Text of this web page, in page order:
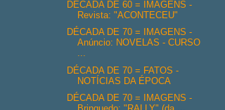
DÉCADA DE 60 = IMAGENS -
Revista: "ACONTECEU"
DÉCADA DE 70 = IMAGENS -
Anúncio: NOVELAS - CURSO
...
DÉCADA DE 70 = FATOS -
NOTÍCIAS DA ÉPOCA
DÉCADA DE 70 = IMAGENS -